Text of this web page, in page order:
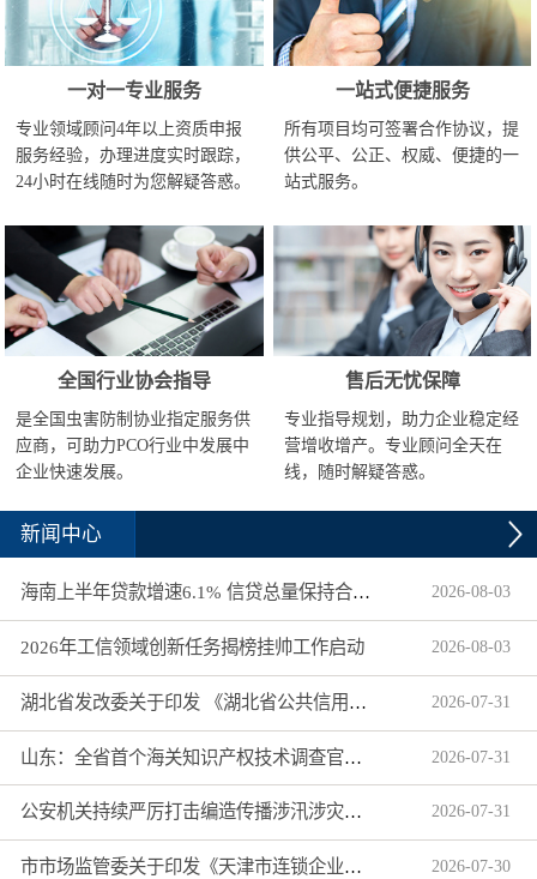
一对一专业服务
专业领域顾问4年以上资质申报
服务经验，办理进度实时跟踪，
24小时在线随时为您解疑答惑。
一站式便捷服务
所有项目均可签署合作协议，提
供公平、公正、权威、便捷的一
站式服务。
全国行业协会指导
是全国虫害防制协业指定服务供
应商，可助力PCO行业中发展中
企业快速发展。
售后无忧保障
专业指导规划，助力企业稳定经
营增收增产。专业顾问全天在
线，随时解疑答惑。
新闻中心
海南上半年贷款增速6.1% 信贷总量保持合理平稳增长 2026-08-03
2026年工信领域创新任务揭榜挂帅工作启动 2026-08-03
湖北省发改委关于印发 《湖北省公共信用信息目录（2026年版）》的通知 2026-07-31
山东：全省首个海关知识产权技术调查官制度落地济南自贸片区 2026-07-31
公安机关持续严厉打击编造传播涉汛涉灾网络谣言 2026-07-31
市市场监管委关于印发《天津市连锁企业食品经营许可“先证后核”信用承诺审批实施办法》的通知 2026-07-30